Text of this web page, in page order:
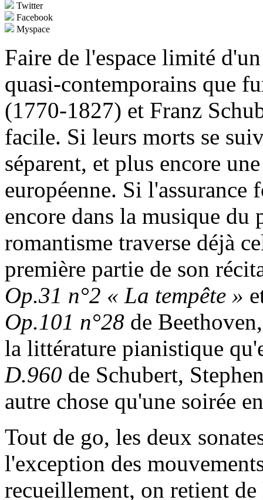
Twitter
Facebook
Myspace
Faire de l'espace limité
quasi-contemporains que
(1770-1827) et Franz
facile. Si leurs morts se
séparent, et plus encore
européenne. Si l'assurance
encore dans la musique
romantisme traverse déjà
première partie de son
Op.31 n°2 « La tempête »
Op.101 n°28 de
la littérature pianistique
D.960 de Schubert,
autre chose qu'une soirée
Tout de go, les deux
l'exception des
recueillement, on retient